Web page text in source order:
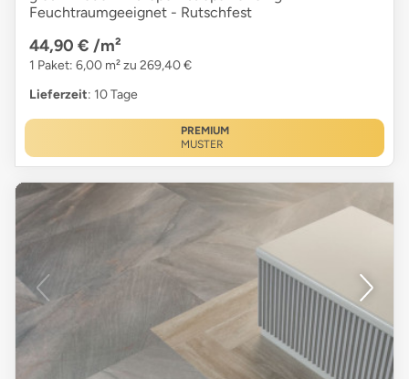
Feuchtraumgeeignet - Rutschfest
44,90 € /m²
1 Paket: 6,00 m² zu 269,40 €
Lieferzeit: 10 Tage
PREMIUM
MUSTER